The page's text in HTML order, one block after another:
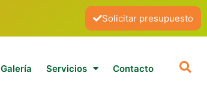
Solicitar presupuesto
Galería Servicios Contacto